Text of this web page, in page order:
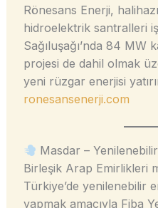
Rönesans Enerji,
hidroelektrik santralleri
Sağıluşağı’nda 84 MW
projesi de dahil olmak
yeni rüzgar enerjisi
ronesansenerji.com
Masdar – Yenilenebilir
Birleşik Arap Emirlikleri
Türkiye’de yenilenebilir
yapmak amacıyla Fiba